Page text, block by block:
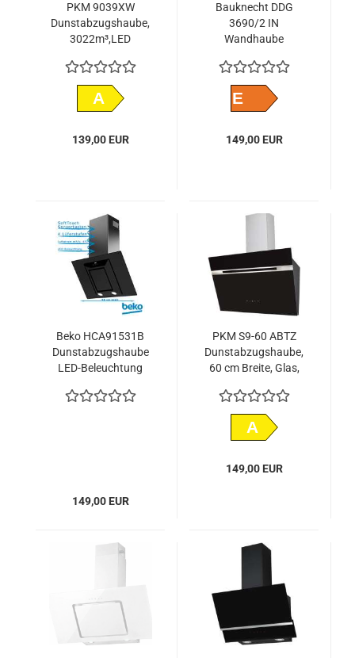
PKM 9039XW
Dunstabzugshaube,
3022m³,LED
60 cm
A
139,00 EUR
Bauknecht DDG
3690/2 IN
Wandhaube
E
149,00 EUR
Beko HCA91531B
Dunstabzugshaube
LED-Beleuchtung
149,00 EUR
PKM S9-60 ABTZ
Dunstabzugshaube,
60 cm Breite, Glas,
A
149,00 EUR